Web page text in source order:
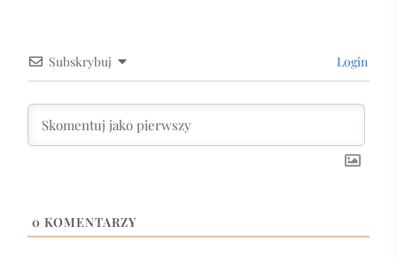
Subskrybuj Login
0 KOMENTARZY